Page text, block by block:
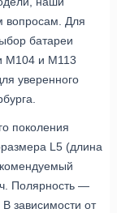
вопросам. Для
батареи
M104 и M113
уверенного
поколения
L5 (длина
Полярность —
зависимости от